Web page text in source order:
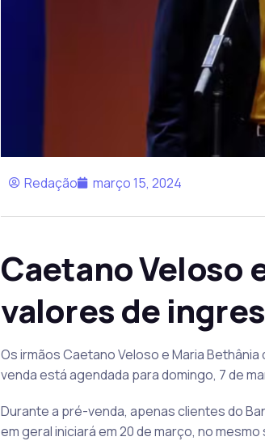
Redação março 15, 2024
Caetano Veloso
valores de
Os irmãos Caetano Veloso e Maria
venda está agendada para domingo, 7 de
Durante a pré-venda, apenas clientes do
em geral iniciará em 20 de março, no